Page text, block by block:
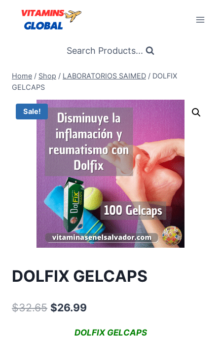
content
Search Products...
Home / Shop / LABORATORIOS SAIMED / DOLFIX
GELCAPS
Sale!
DOLFIX GELCAPS
$32.65 Original
$26.99
DOLFIX GELCAPS